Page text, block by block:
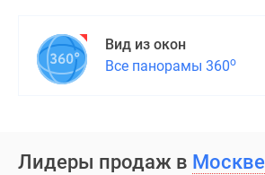
Вид из окон
Все панорамы 360о
Лидеры продаж в Москве